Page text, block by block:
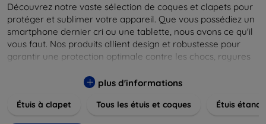
Découvrez notre vaste sélection de coques et clapets pour
protéger et sublimer votre appareil. Que vous possédiez un
smartphone dernier cri ou une tablette, nous avons ce qu'il
vous faut. Nos produits allient design et robustesse pour
garantir une protection optimale contre les chocs, rayures
allant des modèles élégants et minimalistes aux designs
matériaux de haute qualité, y compris le cuir, le silicone, et
plus d'informations
Étuis à clapet Tous les étuis et coques Étuis